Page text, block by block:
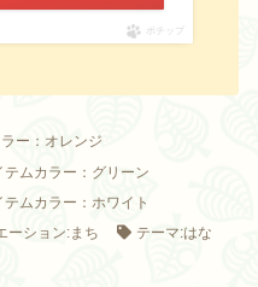
ポチップ
ー：オレンジ
テムカラー：グリーン
テムカラー：ホワイト
ーション:まち
テーマ:はな